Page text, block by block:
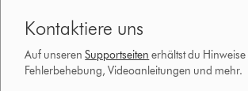
Kontaktiere uns
Auf unserenSupportseiten erhältst du Hinweise
Fehlerbehebung, Videoanleitungen und mehr.